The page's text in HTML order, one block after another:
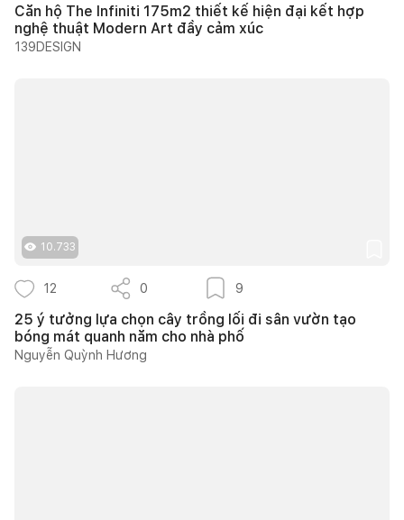
Căn hộ The Infiniti 175m2 thiết kế hiện đại kết hợp
nghệ thuật Modern Art đầy cảm xúc
139DESIGN
10.733
12 0 9
25 ý tưởng lựa chọn cây trồng lối đi sân vườn tạo
bóng mát quanh năm cho nhà phố
Nguyễn Quỳnh Hương